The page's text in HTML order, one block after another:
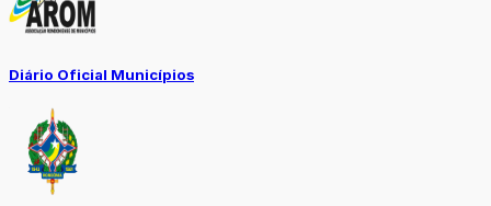
Diário Oficial Municípios